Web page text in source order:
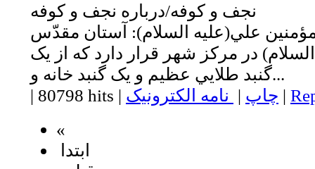
نجف و كوفه/درباره نجف و كوفه
علي(عليه السلام): آستان مقدّس
در مرکز شهر قرار دارد که از يک
گنبد طلايي عظيم و يک گنبد خانه و...
| 80798 hits | چاپ | نامه الکترونیک |
«
ابتدا